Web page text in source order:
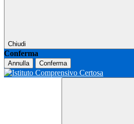
Chiudi
Conferma
Annulla Conferma